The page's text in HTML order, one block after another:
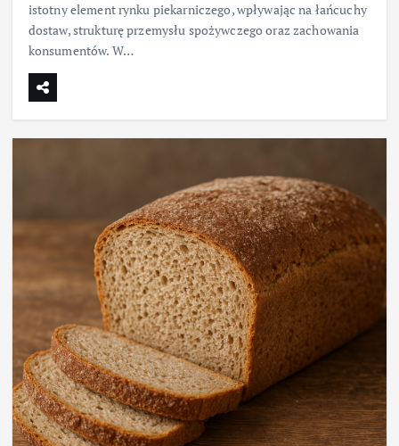
istotny element rynku piekarniczego, wpływając na łańcuchy
dostaw, strukturę przemysłu spożywczego oraz zachowania
konsumentów. W…